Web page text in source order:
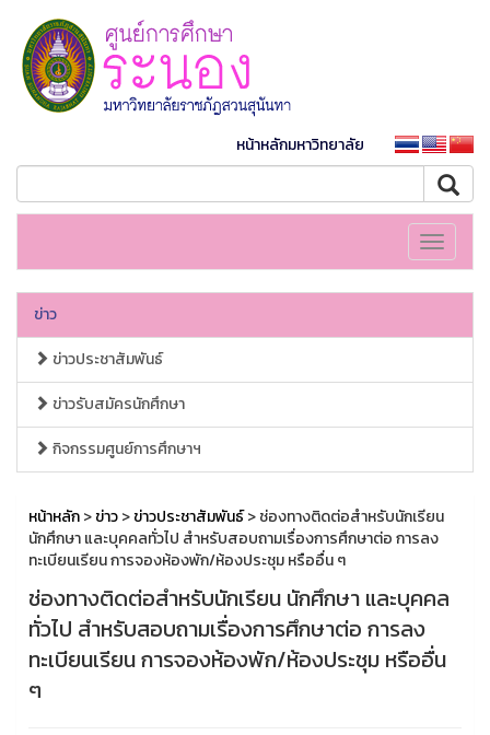
หน้าหลักมหาวิทยาลัย
Toggle
ข่าว
ข่าวประชาสัมพันธ์
ข่าวรับสมัครนักศึกษา
กิจกรรมศูนย์การศึกษาฯ
หน้าหลัก>ข่าว>ข่าวประชาสัมพันธ์> ช่องทางติดต่อสำหรับนักเรียน
นักศึกษา และบุคคลทั่วไป สำหรับสอบถามเรื่องการศึกษาต่อ การลง
ทะเบียนเรียน การจองห้องพัก/ห้องประชุม หรืออื่น ๆ
ช่องทางติดต่อสำหรับนักเรียน นักศึกษา และบุคคล
ทั่วไป สำหรับสอบถามเรื่องการศึกษาต่อ การลง
ทะเบียนเรียน การจองห้องพัก/ห้องประชุม หรืออื่น
ๆ